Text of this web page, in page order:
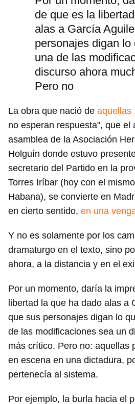
de que es la
alas a García
personajes digan
una de las
discurso ahora
Pero no
La obra que nació de aquellas
no esperan respuesta", que el
asamblea de la Asociación
Holguín donde estuvo
secretario del Partido en la
Torres Iríbar (hoy con el
Habana), se convierte en
en cierto sentido, en una
Y no es solamente por los
dramaturgo en el texto, sino
ahora, a la distancia y en el
Por un momento, daría la
libertad la que ha dado alas a
que sus personajes digan lo
de las modificaciones sea un
más crítico. Pero no: aquellas
en escena en una dictadura,
pertenecía al sistema.
Por ejemplo, la burla hacia el